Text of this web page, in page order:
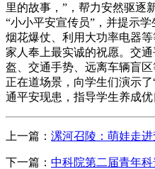
里的故事，”，帮力安然驱逐
“小小平安宣传员”，并提示
烟花爆仗、利用大功率电器
家人奉上最实诚的祝愿。交
盔、交通手势、远离车辆盲
正在道场景，向学生们演示
通平安现患，指导学生养成优
上一篇： 漯河召陵：萌娃走
下一篇： 中科院第二届青年